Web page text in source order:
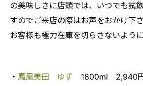
の美味しさに店頭では、いつでも試
すのでご来店の際はお声をおかけ下
お客様も極力在庫を切らさないように
・ 鳳凰美田 ゆず 1800ml 2,940